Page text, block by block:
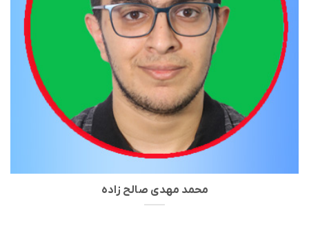
محمد مهدی صالح زاده